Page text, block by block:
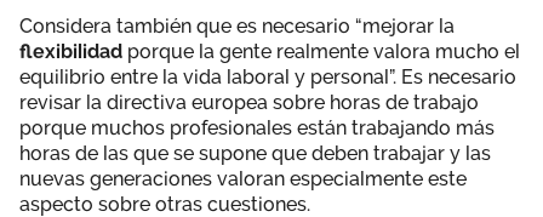
Considera también que es necesario “mejorar la
flexibilidad porque la gente realmente valora mucho el
equilibrio entre la vida laboral y personal”. Es necesario
revisar la directiva europea sobre horas de trabajo
porque muchos profesionales están trabajando más
horas de las que se supone que deben trabajar y las
nuevas generaciones valoran especialmente este
aspecto sobre otras cuestiones.